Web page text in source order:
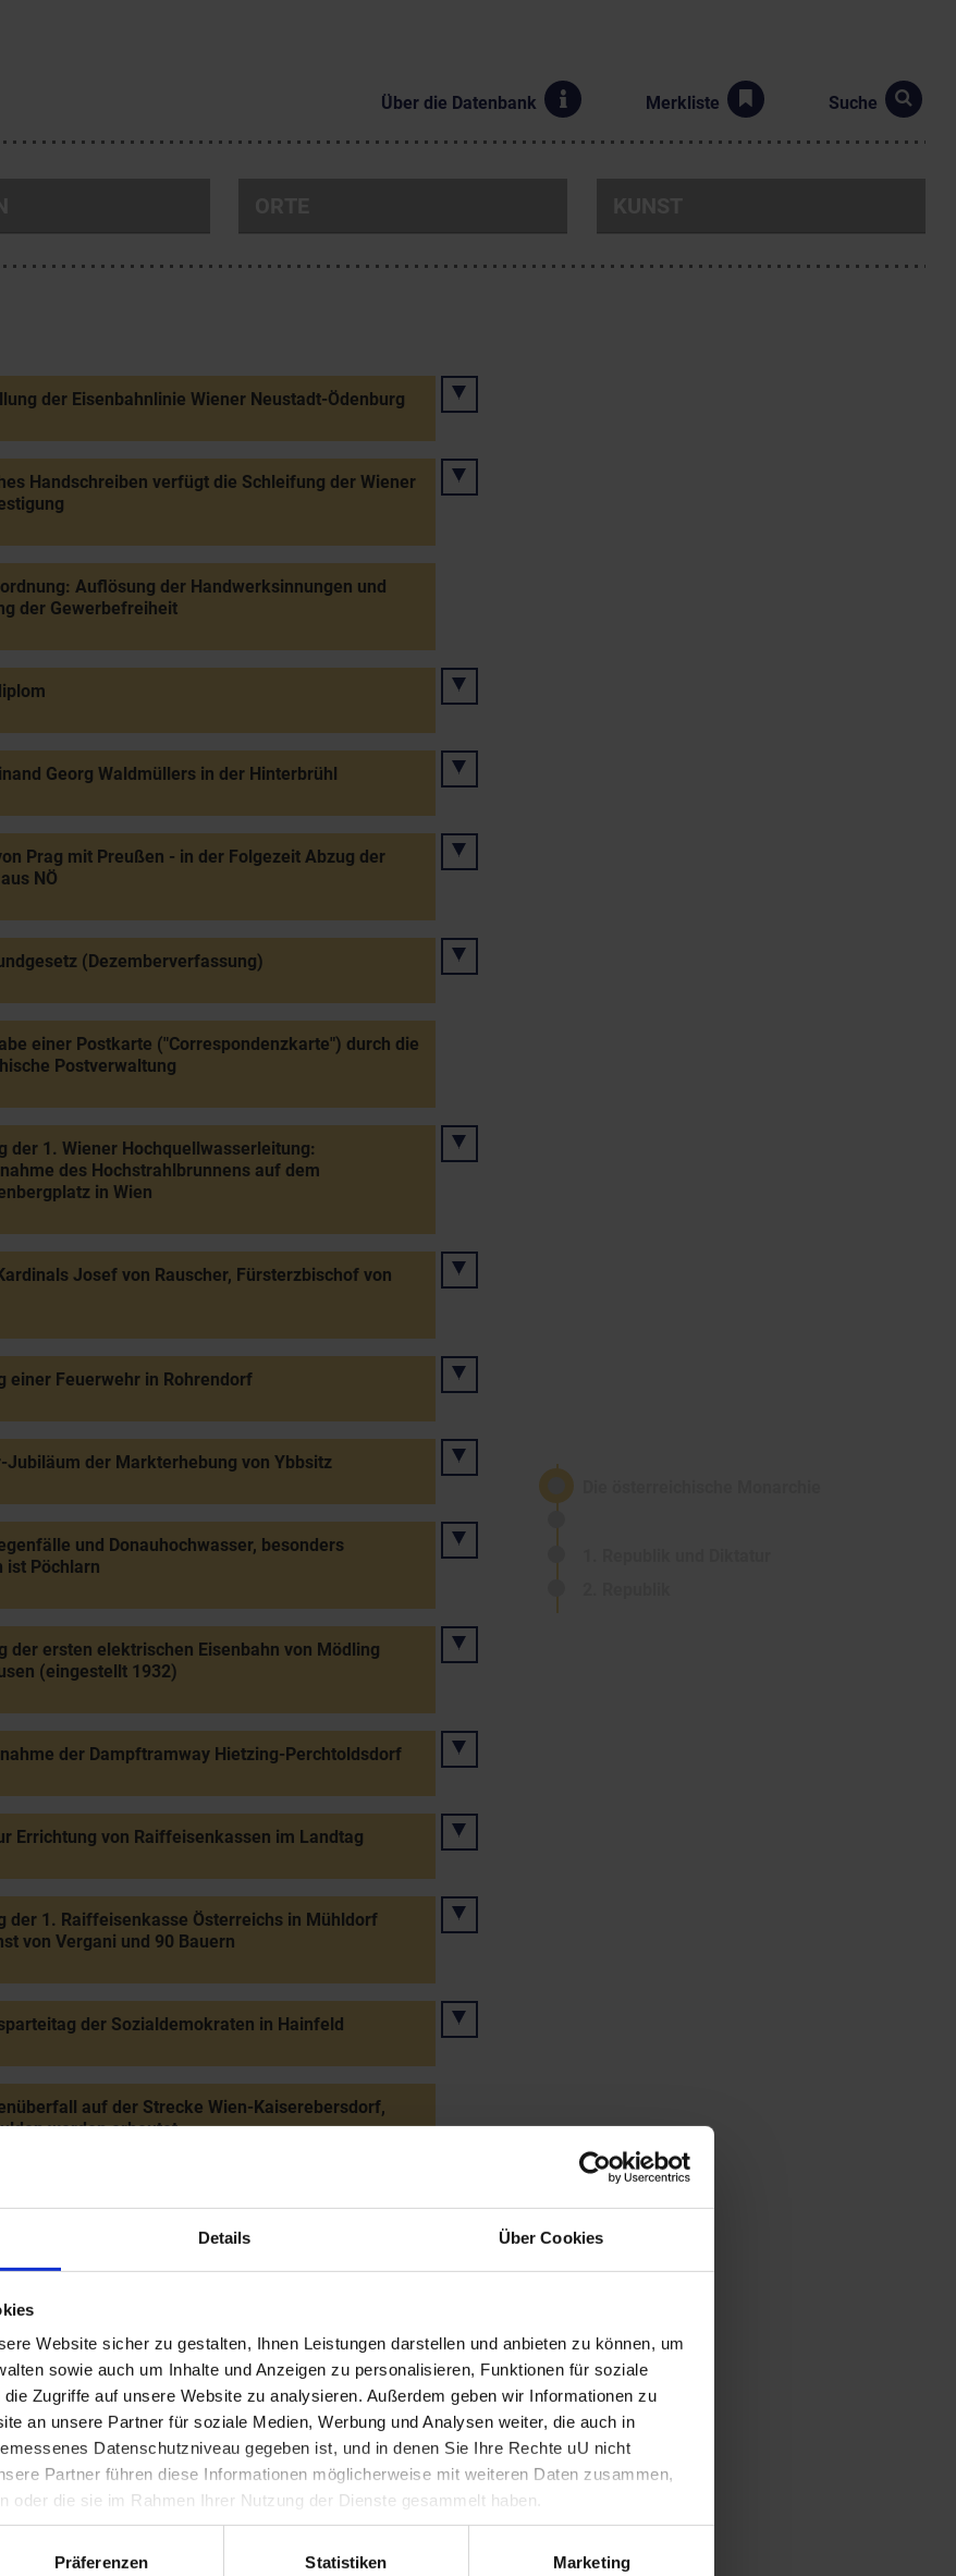
Details Über Cookies
Website sicher zu gestalten, Ihnen Leistungen darstellen und anbieten zu können, um
sowie auch um Inhalte und Anzeigen zu personalisieren, Funktionen für soziale
Zugriffe auf unsere Website zu analysieren. Außerdem geben wir Informationen zu
an unsere Partner für soziale Medien, Werbung und Analysen weiter, die auch in
Datenschutzniveau gegeben ist, und in denen Sie Ihre Rechte uU nicht
Partner führen diese Informationen möglicherweise mit weiteren Daten zusammen,
oder die sie im Rahmen Ihrer Nutzung der Dienste gesammelt haben.
Präferenzen Statistiken Marketing
Über die Datenbank Merkliste Suche
der Eisenbahnlinie Wiener Neustadt-Ödenburg
Handschreiben verfügt die Schleifung der Wiener
Auflösung der Handwerksinnungen und
der Gewerbefreiheit
Georg Waldmüllers in der Hinterbrühl
Prag mit Preußen - in der Folgezeit Abzug der
NÖ
(Dezemberverfassung)
einer Postkarte ("Correspondenzkarte") durch die
Postverwaltung
der 1. Wiener Hochquellwasserleitung:
des Hochstrahlbrunnens auf dem
in Wien
Josef von Rauscher, Fürsterzbischof von
einer Feuerwehr in Rohrendorf
Jubiläum der Markterhebung von Ybbsitz
und Donauhochwasser, besonders
ist Pöchlarn
der ersten elektrischen Eisenbahn von Mödling
(eingestellt 1932)
der Dampftramway Hietzing-Perchtoldsdorf
Errichtung von Raiffeisenkassen im Landtag
der 1. Raiffeisenkasse Österreichs in Mühldorf
von Vergani und 90 Bauern
der Sozialdemokraten in Hainfeld
auf der Strecke Wien-Kaiserebersdorf,
werden erbeutet
bis zum Hochschneeberg
von Melk
des Stadttheaters Berndorf durch Kaiser Franz
der neuen Domtürme von Wiener Neustadt